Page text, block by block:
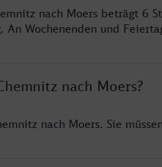
nach Moers beträgt 6
Wochenenden und
nach Moers?
nach Moers. Sie